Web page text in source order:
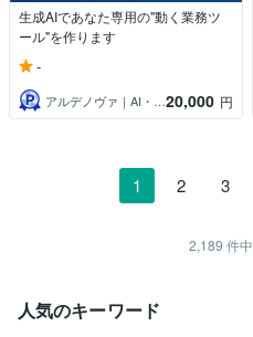
生成AIであなた専用の"動く業務ツ
ール"を作ります
-
アルデノヴァ｜AI・システム開発 20,000 円
1 2 3
2,189 件中
人気のキーワード